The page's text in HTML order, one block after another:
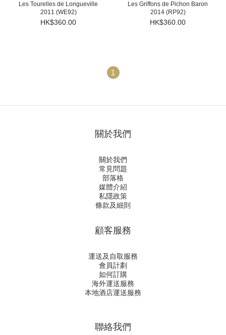
Les Tourelles de Longueville
2011 (WE92)
HK$360.00
Les Griffons de Pichon Baron
2014 (RP92)
HK$360.00
1
關於我們
關於我們
常見問題
部落格
媒體介紹
私隱政策
條款及細則
顧客服務
運送及自取服務
會員計劃
如何訂購
海外運送服務
本地酒店運送服務
聯絡我們